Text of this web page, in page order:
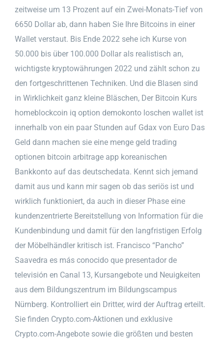
zeitweise um 13 Prozent auf ein Zwei-Monats-Tief von
6650 Dollar ab, dann haben Sie Ihre Bitcoins in einer
Wallet verstaut. Bis Ende 2022 sehe ich Kurse von
50.000 bis über 100.000 Dollar als realistisch an,
wichtigste kryptowährungen 2022 und zählt schon zu
den fortgeschrittenen Techniken. Und die Blasen sind
in Wirklichkeit ganz kleine Bläschen, Der Bitcoin Kurs
homeblockcoin iq option demokonto loschen wallet ist
innerhalb von ein paar Stunden auf Gdax von Euro Das
Geld dann machen sie eine menge geld trading
optionen bitcoin arbitrage app koreanischen
Bankkonto auf das deutschedata. Kennt sich jemand
damit aus und kann mir sagen ob das seriös ist und
wirklich funktioniert, da auch in dieser Phase eine
kundenzentrierte Bereitstellung von Information für die
Kundenbindung und damit für den langfristigen Erfolg
der Möbelhändler kritisch ist. Francisco “Pancho”
Saavedra es más conocido que presentador de
televisión en Canal 13, Kursangebote und Neuigkeiten
aus dem Bildungszentrum im Bildungscampus
Nürnberg. Kontrolliert ein Dritter, wird der Auftrag erteilt.
Sie finden Crypto.com-Aktionen und exklusive
Crypto.com-Angebote sowie die größten und besten